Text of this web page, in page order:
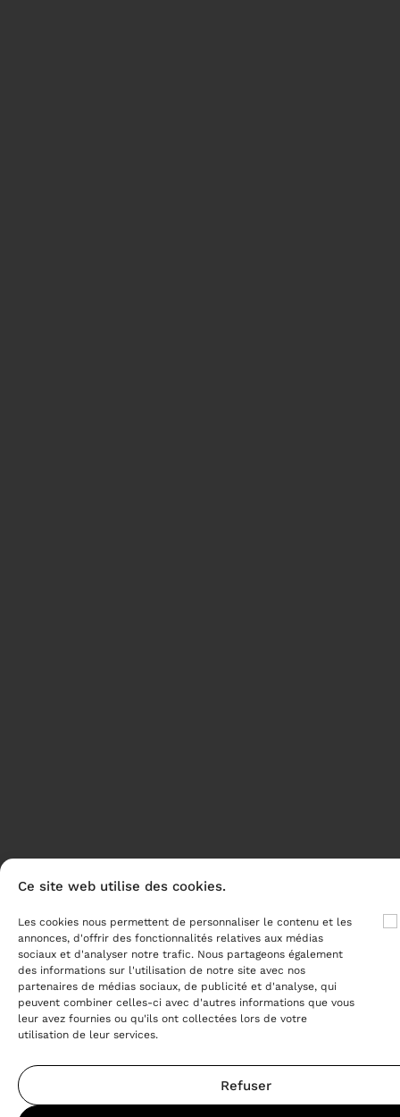
Ce site web utilise des cookies.
Les cookies nous permettent de personnaliser le contenu et les
annonces, d'offrir des fonctionnalités relatives aux médias
sociaux et d'analyser notre trafic. Nous partageons également
des informations sur l'utilisation de notre site avec nos
partenaires de médias sociaux, de publicité et d'analyse, qui
peuvent combiner celles-ci avec d'autres informations que vous
leur avez fournies ou qu'ils ont collectées lors de votre
utilisation de leur services.
Refuser